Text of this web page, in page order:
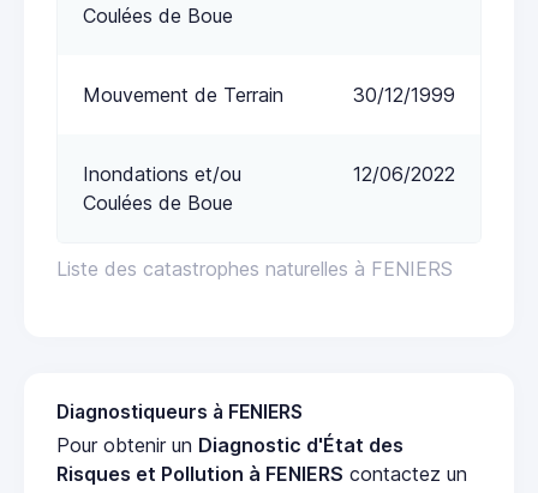
Liste des catastrophes naturelles à FENIERS
Coulées de Boue
Mouvement de Terrain 30/12/1999
Inondations et/ou
Coulées de Boue
12/06/2022
Diagnostiqueurs à FENIERS
Pour obtenir un Diagnostic d'État des
Risques et Pollution à FENIERS contactez un